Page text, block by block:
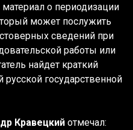
о периодизации
может послужить
сведений при
работы или
найдет краткий
государственной
Кравецкий отмечал: